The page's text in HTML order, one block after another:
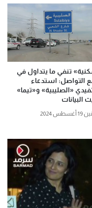
تنفي ما يتداول في
التواصل: استدعاء
«الصليبية» و«تيما»
البيانات
أغسطس 2024